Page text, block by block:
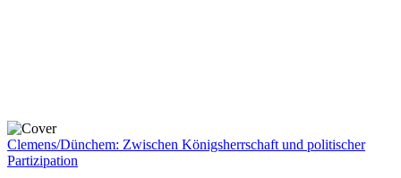
Clemens/Dünchem: Zwischen Königsherrschaft und politischer
Partizipation